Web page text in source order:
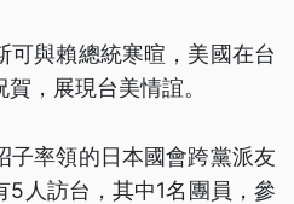
可與賴總統寒暄，美國在台
，展現台美情誼。
子率領的日本國會跨黨派友
5人訪台，其中1名團員，參